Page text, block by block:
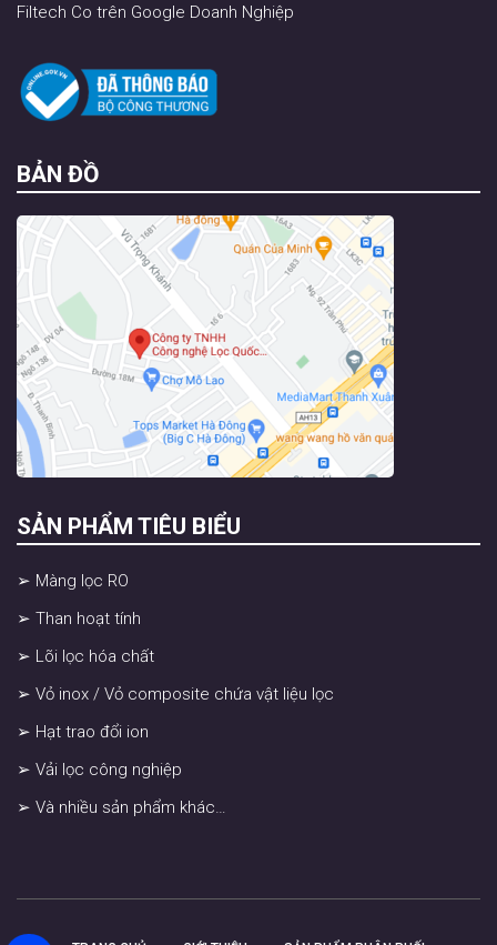
Filtech Co trên Google Doanh Nghiệp
BẢN ĐỒ
SẢN PHẨM TIÊU BIỂU
➢ Màng lọc RO
➢ Than hoạt tính
➢ Lõi lọc hóa chất
➢ Vỏ inox / Vỏ composite chứa vật liệu lọc
➢ Hạt trao đổi ion
➢ Vải lọc công nghiệp
➢ Và nhiều sản phẩm khác…